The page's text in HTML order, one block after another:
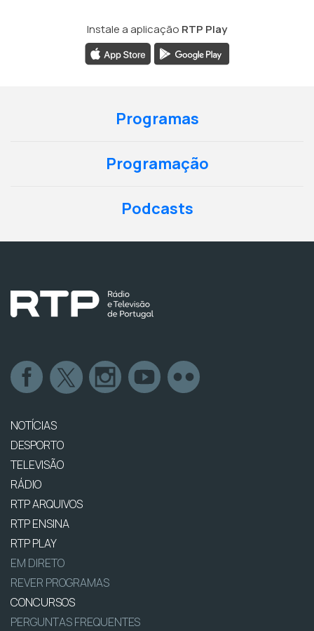
Instale a aplicação RTP Play
Programas
Programação
Podcasts
NOTÍCIAS
DESPORTO
TELEVISÃO
RÁDIO
RTP ARQUIVOS
RTP ENSINA
RTP PLAY
EM DIRETO
REVER PROGRAMAS
CONCURSOS
PERGUNTAS FREQUENTES